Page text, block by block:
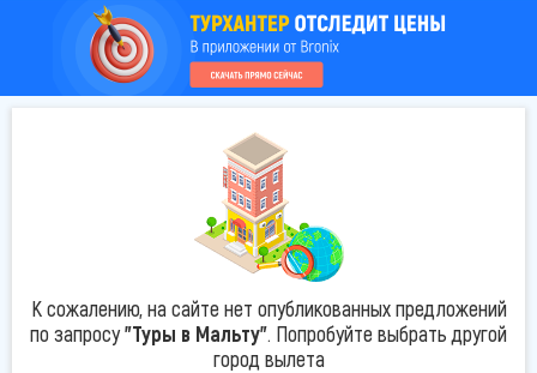
К сожалению, на сайте нет опубликованных предложений
по запросу"Туры в Мальту". Попробуйте выбрать другой
город вылета